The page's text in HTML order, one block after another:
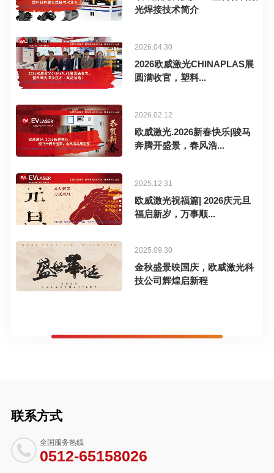
光焊接技术简介
2026.04.30
2026欧威激光CHINAPLAS展
圆满收官，塑料...
2026.02.12
欧威激光.2026新春快乐|骏马
奔腾开盛景，春风浩...
2025.12.31
欧威激光祝福篇| 2026庆元旦
福启新岁，万事顺...
2025.09.30
金秋盛景映国庆，欧威激光科
技公司辉煌启新程
联系方式
全国服务热线
0512-65158026